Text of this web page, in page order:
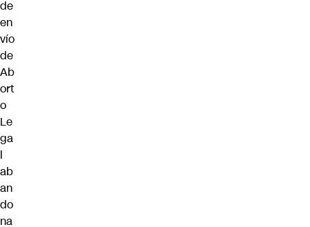
de
en
vío
de
Ab
ort
o
Le
ga
l
ab
an
do
na